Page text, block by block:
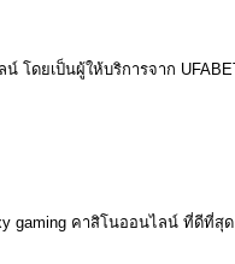
น์ โดยเป็นผู้ให้บริการจาก
gaming คาสิโนออนไลน์ ที่ดีที่สุ